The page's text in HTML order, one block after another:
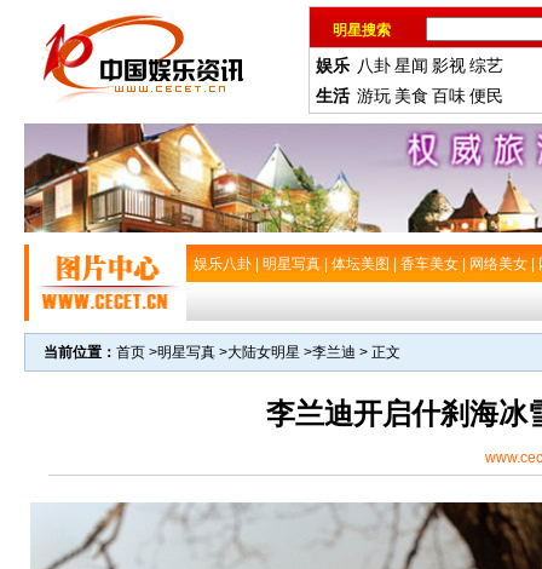
明星搜索
娱乐 八卦星闻 影视综艺
生活 游玩 美食 百味便民
娱乐八卦 明星写真 体坛美图 香车美女 网络美女
当前位置： 首页 >明星写真 >大陆女明星 >李兰迪 > 正文
李兰迪开启什刹海冰